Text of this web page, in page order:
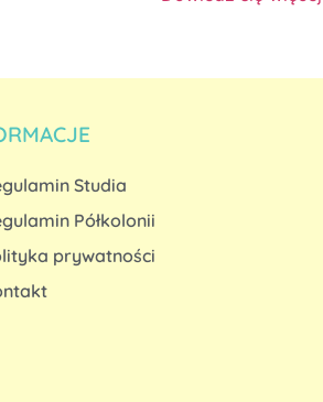
Studia
Półkolonii
prywatności